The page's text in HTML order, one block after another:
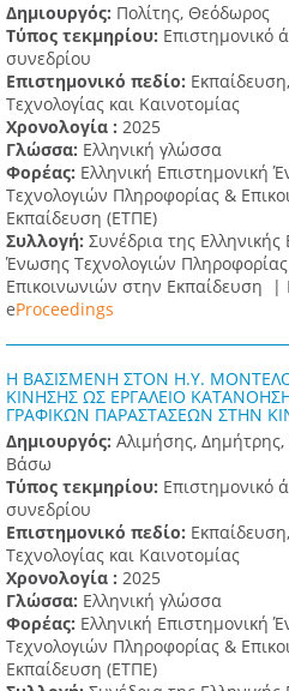
Δημιουργός: Πολίτης, Θεόδωρος
Τύπος τεκμηρίου: Επιστημονικό
συνεδρίου
Επιστημονικό πεδίο:
Τεχνολογίας και Καινοτομίας
Χρονολογία : 2025
Γλώσσα: Ελληνική γλώσσα
Φορέας: Ελληνική Επιστημονική
Τεχνολογιών Πληροφορίας &
Εκπαίδευση (ΕΤΠΕ)
Συλλογή: Συνέδρια της Ελληνικής
Ένωσης Τεχνολογιών
Επικοινωνιών στην Εκπαίδευση |
eProceedings
H ΒΑΣΙΣΜΕΝΗ ΣΤΟΝ Η.Υ.
ΚΙΝΗΣΗΣ ΩΣ ΕΡΓΑΛΕΙΟ
ΓΡΑΦΙΚΩΝ ΠΑΡΑΣΤΑΣΕΩΝ ΣΤΗΝ
Δημιουργός: Αλιμήσης, Δημήτρης,
Βάσω
Τύπος τεκμηρίου: Επιστημονικό
συνεδρίου
Επιστημονικό πεδίο:
Τεχνολογίας και Καινοτομίας
Χρονολογία : 2025
Γλώσσα: Ελληνική γλώσσα
Φορέας: Ελληνική Επιστημονική
Τεχνολογιών Πληροφορίας &
Εκπαίδευση (ΕΤΠΕ)